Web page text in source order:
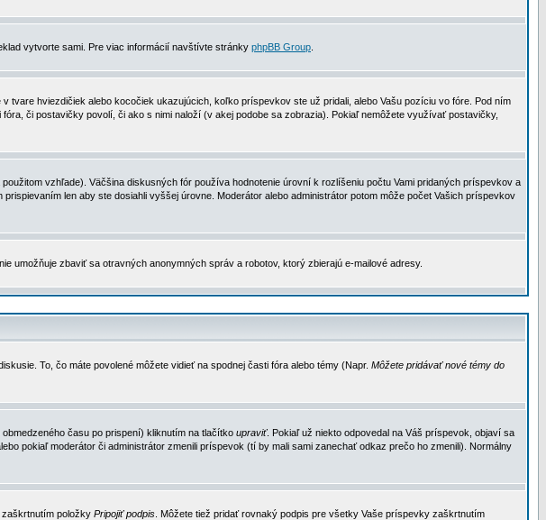
vytvorte sami. Pre viac informácií navštívte stránky phpBB Group
hviezdičiek alebo kocočiek ukazujúcich, koľko príspevkov ste už pridali, alebo Vašu pozíciu vo fóre. Pod ním
či postavičky povolí, či ako s nimi naloží (v akej podobe sa zobrazia). Pokiaľ nemôžete využívať postavičky,
vzhľade). Väčšina diskusných fór používa hodnotenie úrovní k rozlíšeniu počtu Vami pridaných príspevkov a
len aby ste dosiahli vyššej úrovne. Moderátor alebo administrátor potom môže počet Vašich príspevkov
umožňuje zbaviť sa otravných anonymných správ a robotov, ktorý zbierajú e-mailové adresy.
To, čo máte povolené môžete vidieť na spodnej časti fóra alebo témy (Napr. Môžete pridávať nové témy do
času po prispení) kliknutím na tlačítko upraviť. Pokiaľ už niekto odpovedal na Váš príspevok, objaví sa
pokiaľ moderátor či administrátor zmenili príspevok (tí by mali sami zanechať odkaz prečo ho zmenili). Normálny
zaškrtnutím položky Pripojiť podpis . Môžete tiež pridať rovnaký podpis pre všetky Vaše príspevky zaškrtnutím